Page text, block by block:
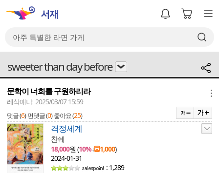
sweeter than day before
문학이 너희를 구원하리라
레삭매냐 2025/03/07 15:59
댓글 (6) 먼댓글 (0) 좋아요 (25)
격정세계
찬쉐
18,000원 (10%↓ 1,000)
2024-01-31
: 1,289